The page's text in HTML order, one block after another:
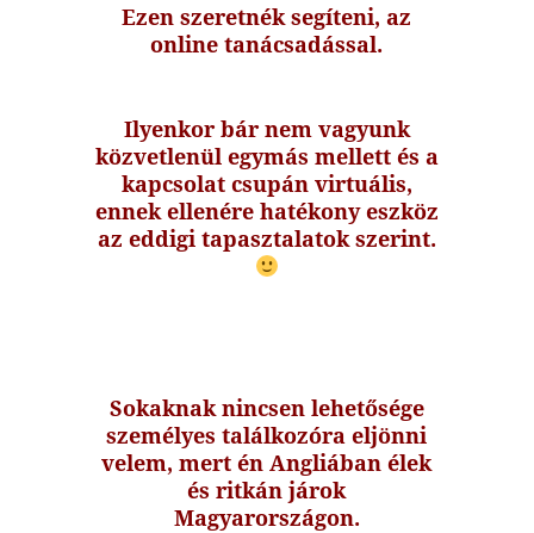
Ezen szeretnék segíteni, az
online tanácsadással.
Ilyenkor bár nem vagyunk
közvetlenül egymás mellett és a
kapcsolat csupán virtuális,
ennek ellenére hatékony eszköz
az eddigi tapasztalatok szerint.
Sokaknak nincsen lehetősége
személyes találkozóra eljönni
velem, mert én Angliában élek
és ritkán járok
Magyarországon.